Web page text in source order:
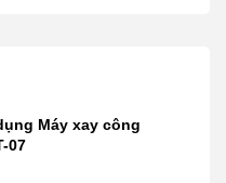
Máy xay công
07